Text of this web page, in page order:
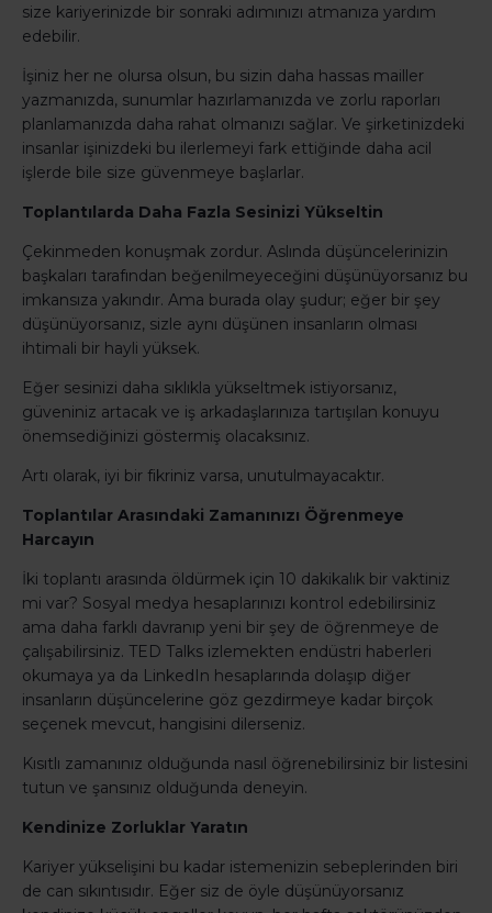
size kariyerinizde bir sonraki adımınızı atmanıza yardım
edebilir.
İşiniz her ne olursa olsun, bu sizin daha hassas mailler
yazmanızda, sunumlar hazırlamanızda ve zorlu raporları
planlamanızda daha rahat olmanızı sağlar. Ve şirketinizdeki
insanlar işinizdeki bu ilerlemeyi fark ettiğinde daha acil
işlerde bile size güvenmeye başlarlar.
Toplantılarda Daha Fazla Sesinizi Yükseltin
Çekinmeden konuşmak zordur. Aslında düşüncelerinizin
başkaları tarafından beğenilmeyeceğini düşünüyorsanız bu
imkansıza yakındır. Ama burada olay şudur; eğer bir şey
düşünüyorsanız, sizle aynı düşünen insanların olması
ihtimali bir hayli yüksek.
Eğer sesinizi daha sıklıkla yükseltmek istiyorsanız,
güveniniz artacak ve iş arkadaşlarınıza tartışılan konuyu
önemsediğinizi göstermiş olacaksınız.
Artı olarak, iyi bir fikriniz varsa, unutulmayacaktır.
Toplantılar Arasındaki Zamanınızı Öğrenmeye
Harcayın
İki toplantı arasında öldürmek için 10 dakikalık bir vaktiniz
mi var? Sosyal medya hesaplarınızı kontrol edebilirsiniz
ama daha farklı davranıp yeni bir şey de öğrenmeye de
çalışabilirsiniz. TED Talks izlemekten endüstri haberleri
okumaya ya da LinkedIn hesaplarında dolaşıp diğer
insanların düşüncelerine göz gezdirmeye kadar birçok
seçenek mevcut, hangisini dilerseniz.
Kısıtlı zamanınız olduğunda nasıl öğrenebilirsiniz bir listesini
tutun ve şansınız olduğunda deneyin.
Kendinize Zorluklar Yaratın
Kariyer yükselişini bu kadar istemenizin sebeplerinden biri
de can sıkıntısıdır. Eğer siz de öyle düşünüyorsanız